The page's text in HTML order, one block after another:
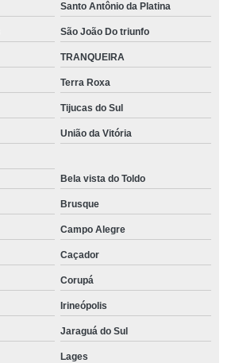
Santo Antônio da Platina
São João Do triunfo
TRANQUEIRA
Terra Roxa
Tijucas do Sul
União da Vitória
Bela vista do Toldo
Brusque
Campo Alegre
Caçador
Corupá
Irineópolis
Jaraguá do Sul
Lages